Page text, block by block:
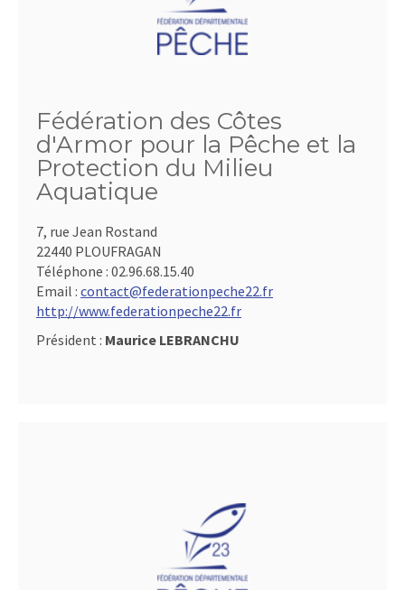
Fédération des Côtes
d'Armor pour la Pêche et la
Protection du Milieu
Aquatique
7, rue Jean Rostand
22440 PLOUFRAGAN
Téléphone : 02.96.68.15.40
Email : contact@federationpeche22.fr
http://www.federationpeche22.fr
Président : Maurice LEBRANCHU